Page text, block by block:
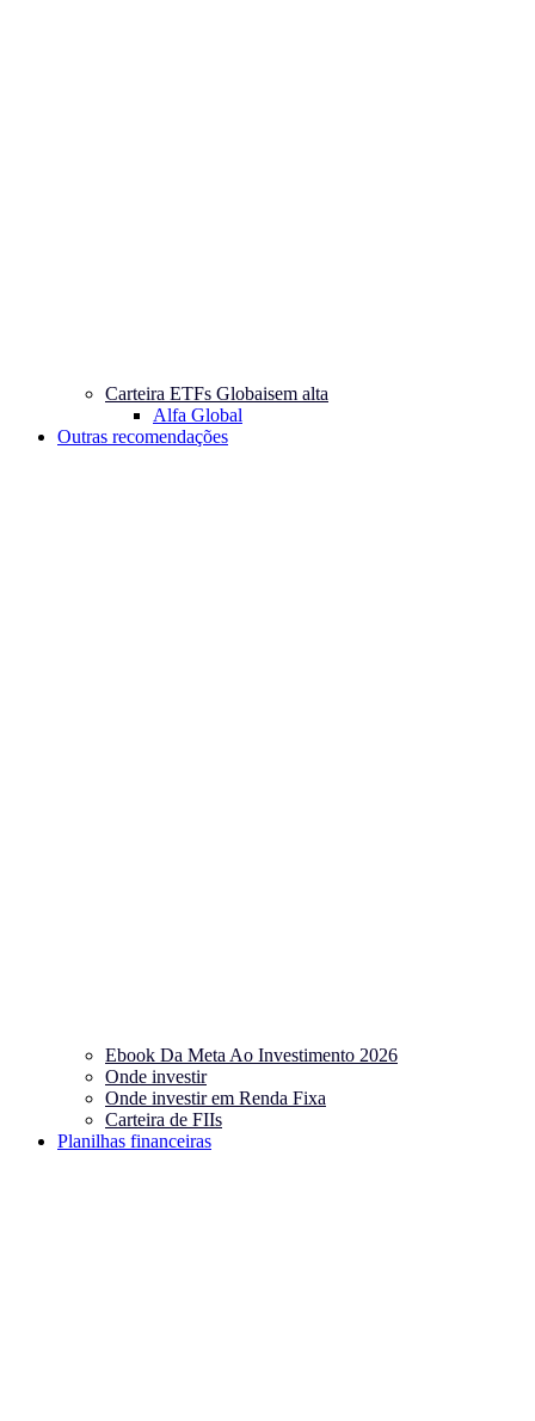
Carteira ETFs Globaisem alta
Alfa Global
Outras recomendações
Ebook Da Meta Ao Investimento 2026
Onde investir
Onde investir em Renda Fixa
Carteira de FIIs
Planilhas financeiras